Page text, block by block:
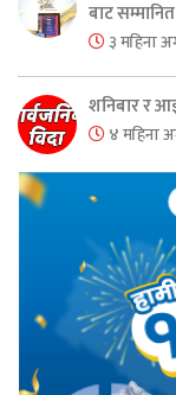
बाट सम्मानित
३ महिना
शनिबार र
४ महिना